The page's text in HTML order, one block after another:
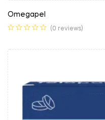
Omegapel
(0 reviews)